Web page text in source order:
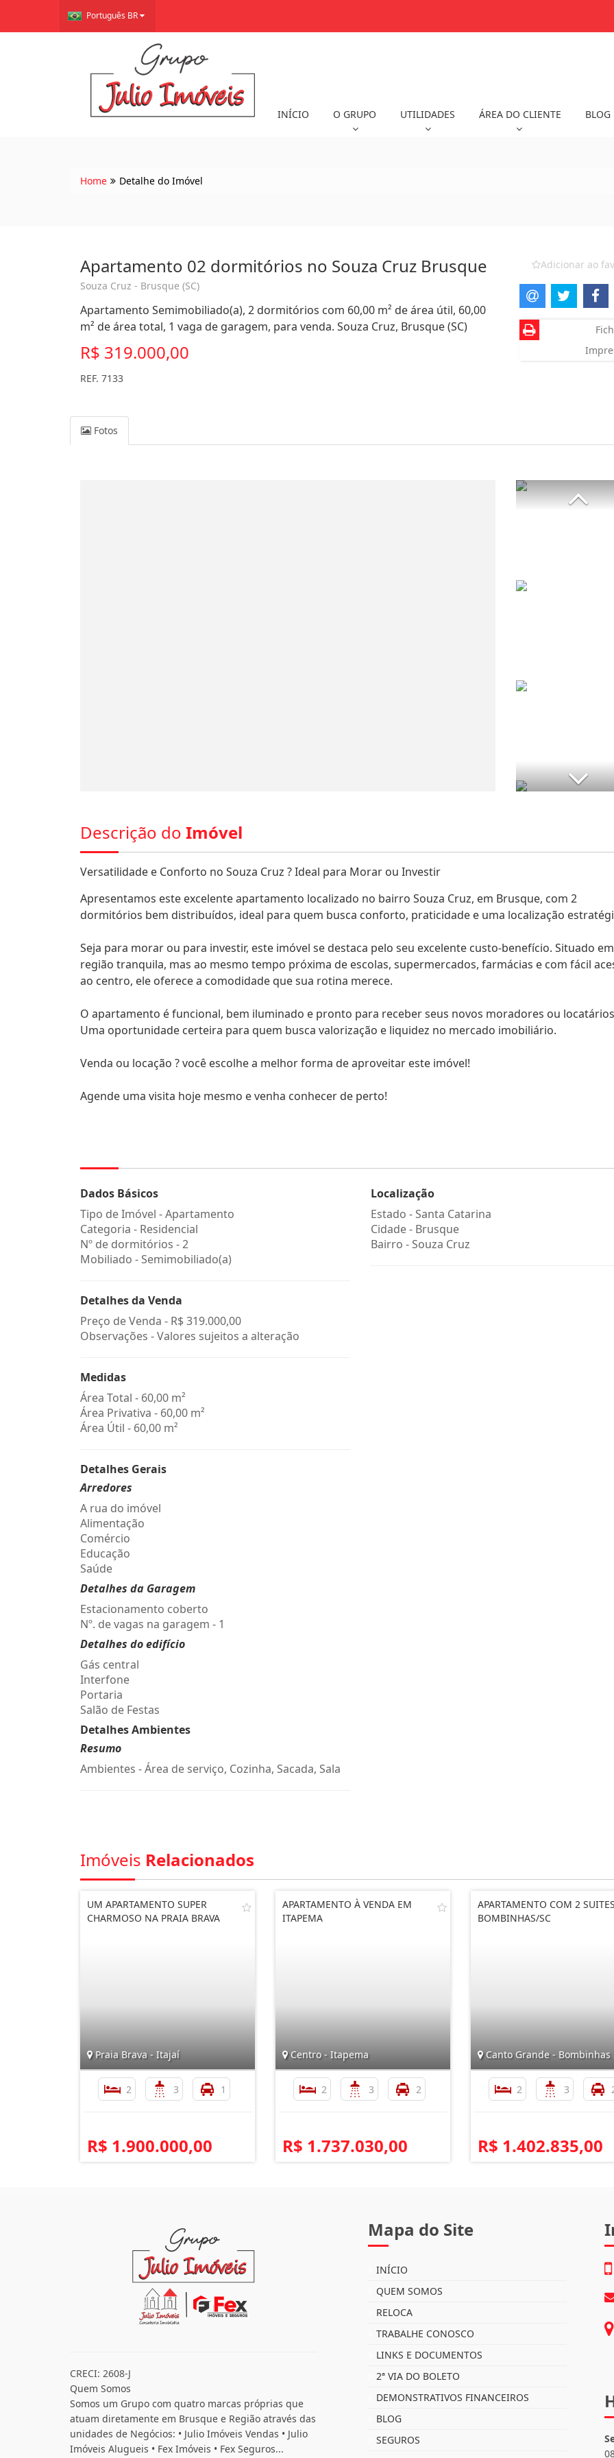
Português BR
INÍCIO O GRUPO UTILIDADES ÁREA DO CLIENTE BLOG
Home Detalhe do Imóvel
Apartamento 02 dormitórios no Souza Cruz Brusque
Souza Cruz - Brusque (SC)
Apartamento Semimobiliado(a), 2 dormitórios com 60,00 m² de área útil, 60,00
m² de área total, 1 vaga de garagem, para venda. Souza Cruz, Brusque (SC)
R$ 319.000,00
REF. 7133
Adicionar ao
Fotos
Descrição do Imóvel
Versatilidade e Conforto no Souza Cruz ? Ideal para Morar ou Investir
Apresentamos este excelente apartamento localizado no bairro Souza Cruz, em Brusque, com 2
dormitórios bem distribuídos, ideal para quem busca conforto, praticidade e uma localização
Seja para morar ou para investir, este imóvel se destaca pelo seu excelente custo-benefício. Situado
região tranquila, mas ao mesmo tempo próxima de escolas, supermercados, farmácias e com fácil
ao centro, ele oferece a comodidade que sua rotina merece.
O apartamento é funcional, bem iluminado e pronto para receber seus novos moradores ou
Uma oportunidade certeira para quem busca valorização e liquidez no mercado imobiliário.
Venda ou locação ? você escolhe a melhor forma de aproveitar este imóvel!
Agende uma visita hoje mesmo e venha conhecer de perto!
Dados Básicos
Tipo de Imóvel - Apartamento
Categoria - Residencial
Nº de dormitórios - 2
Mobiliado - Semimobiliado(a)
Detalhes da Venda
Preço de Venda - R$ 319.000,00
Observações - Valores sujeitos a alteração
Medidas
Área Total - 60,00 m²
Área Privativa - 60,00 m²
Área Útil - 60,00 m²
Detalhes Gerais
Arredores
A rua do imóvel
Alimentação
Comércio
Educação
Saúde
Detalhes da Garagem
Estacionamento coberto
Nº. de vagas na garagem - 1
Detalhes do edifício
Gás central
Interfone
Portaria
Salão de Festas
Detalhes Ambientes
Resumo
Ambientes - Área de serviço, Cozinha, Sacada, Sala
Localização
Estado -Santa Catarina
Cidade - Brusque
Bairro -Souza Cruz
Imóveis Relacionados
UM APARTAMENTO SUPER
CHARMOSO NA PRAIA BRAVA
Praia Brava - Itajaí
2 3 1
R$ 1.900.000,00
APARTAMENTO À VENDA EM
ITAPEMA
Centro - Itapema
2 3 2
R$ 1.737.030,00
APARTAMENTO COM 2
BOMBINHAS/SC
Canto Grande - Bombinhas
2 3
R$ 1.402.835,00
CRECI: 2608-J
Quem Somos
Somos um Grupo com quatro marcas próprias que
atuam diretamente em Brusque e Região através das
unidades de Negócios: • Julio Imóveis Vendas • Julio
Imóveis Alugueis • Fex Imóveis • Fex Seguros...
Mapa do Site
INÍCIO
QUEM SOMOS
RELOCA
TRABALHE CONOSCO
LINKS E DOCUMENTOS
2ª VIA DO BOLETO
DEMONSTRATIVOS FINANCEIROS
BLOG
SEGUROS